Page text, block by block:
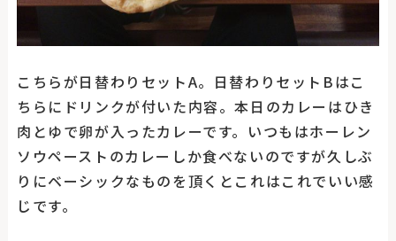
こちらが日替わりセットA。日替わりセットBはこ
ちらにドリンクが付いた内容。本日のカレーはひき
肉とゆで卵が入ったカレーです。いつもはホーレン
ソウペーストのカレーしか食べないのですが久しぶ
りにベーシックなものを頂くとこれはこれでいい感
じです。